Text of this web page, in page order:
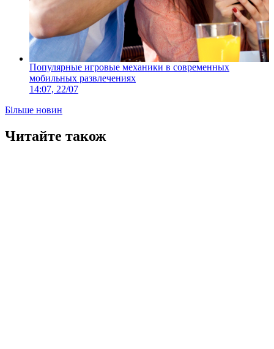
Популярные игровые механики в современных
мобильных развлечениях
14:07, 22/07
Більше новин
Читайте також